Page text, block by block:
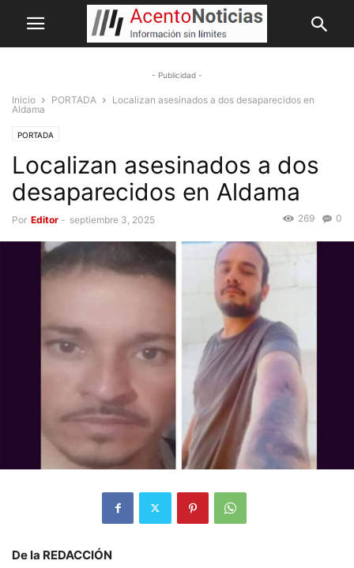
- Publicidad -
Inicio PORTADA
Localizan asesinados a dos desaparecidos en
Aldama
PORTADA
Localizan asesinados a dos
desaparecidos en Aldama
Por Editor - septiembre 3, 2025 0
269
De la REDACCIÓN